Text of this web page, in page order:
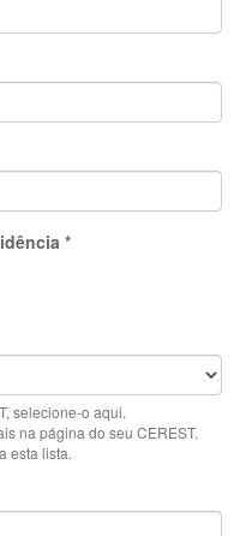
*
selecione-o aqui.
na página do seu CEREST.
esta lista.